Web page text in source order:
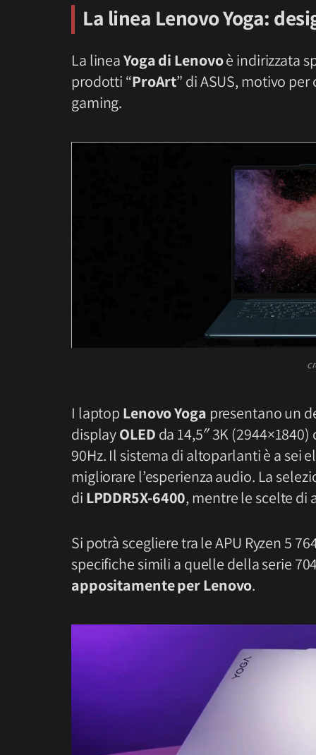
La linea Lenovo Yoga:
La lineaYoga di Lenovoè indirizzata
prodotti “ProArt” di ASUS, motivo
gaming.
I laptop Lenovo Yoga presentano un
displayOLED da 14,5″ 3K
90Hz. Il sistema di altoparlanti è a sei
migliorare l’esperienza audio. La
di LPDDR5X-6400, mentre le scelte di
Si potrà scegliere tra le APU Ryzen 5
specifiche simili a quelle della serie
appositamente per Lenovo.